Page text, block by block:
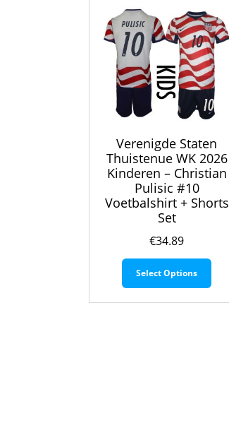
Verenigde Staten
Thuistenue WK 2026
Kinderen – Christian
Pulisic #10
Voetbalshirt + Shorts
Set
€34.89
Select Options
Dit